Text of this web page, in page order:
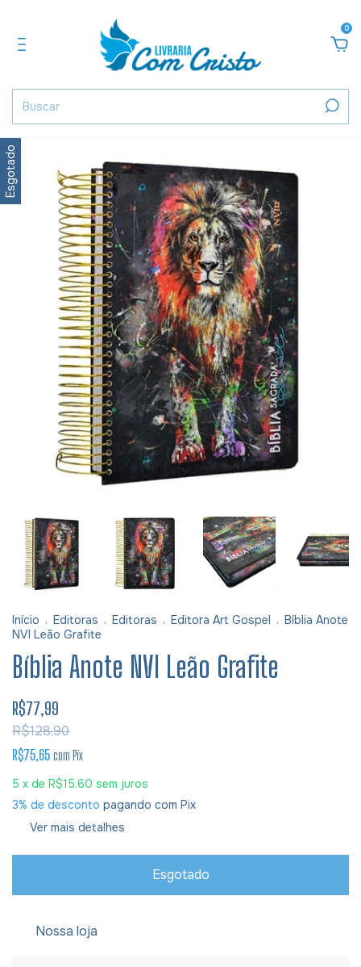
0
Esgotado
Início . Editoras . Editoras . Editora Art Gospel . Bíblia Anote
NVI Leão Grafite
Bíblia Anote NVI Leão Grafite
R$77,99
R$128,90
R$75,65 com Pix
5 x de R$15,60 sem juros
3% de desconto pagando com Pix
Ver mais detalhes
Nossa loja